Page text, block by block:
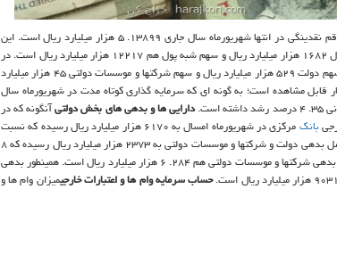
مركزی با انتشار رقم آمارهای گزیده اقتصادی اعلام نمود: رقم نقدینگی در انتها شهریورماه سال جاری ۱۳۸۹۹. ۵ هزار میلیارد ریال است. این
میزان نقدینگی نسبت به ماه مشابه سال قبل ۲۳. ۸ درصد افزایش داشته است. در این میان سهم پول ۱۶۸۲ هزار میلیارد ریال و سهم شبه پول هم ۱۲۲۱۷ هزار میلیارد ریال است. در
عین حال، سهم وام ها و سپرده های بخش دولتی هم ۵۷۵. ۳ هزار میلیارد ریال است كه از این رقم، سهم دولت ۵۲۹ هزار میلیارد ریال و سهم شركتها و موسسات دولتی ۴۵ هزار میلیارد
قابل مشاهده است؛ به گونه ای كه سرمایه گذاری كوتاه مدت در شهریورماه سال
دارایی ها و بدهی های بخش دولتیآنگونه كه در
بانك
مركزی در شهریورماه امسال به ۶۱۷۰ هزار میلیارد ریال رسیده كه نسبت
به اسفندماه سال قبل ۶ درصد رشد را نشان می دهد؛ همینطور میزان بدهی های بخش دولتی هم شامل بدهی دولت و شركتها و موسسات دولتی به ۲۳۷۳ هزار میلیارد ریال رسیده كه ۸
درصد رشد را نشان داده است. در این میان میزان بدهی های بخش دولتی ۲۰۸۹ هزار میلیارد ریال و بدهی شركتها و موسسات دولتی هم ۲۸۴. ۶ هزار میلیارد ریال است. همینطور بدهی
حساب سرمایه وام ها و اعتبارات خارجیمیزان وام ها و